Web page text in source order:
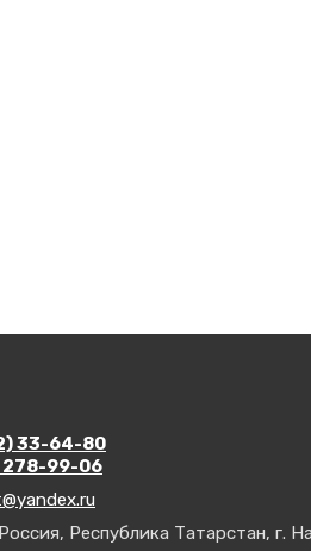
33-64-80
278-99-06
Республика Татарстан, г.